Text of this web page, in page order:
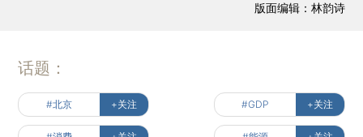
版面编辑：林韵诗
话题：
#北京 +关注 #GDP +关注